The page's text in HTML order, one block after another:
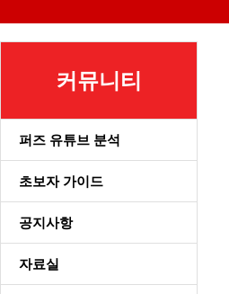
커뮤니티
퍼즈 유튜브 분석
초보자 가이드
공지사항
자료실